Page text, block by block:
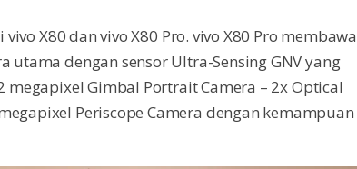
X80 dan vivo X80 Pro. vivo X80 Pro membawa
dengan sensor Ultra-Sensing GNV yang
Gimbal Portrait Camera – 2x Optical
Periscope Camera dengan kemampuan